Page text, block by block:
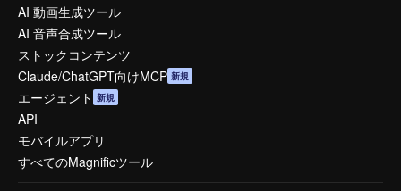
AI 動画生成ツール
AI 音声合成ツール
ストックコンテンツ
Claude/ChatGPT向けMCP 新規
エージェント 新規
API
モバイルアプリ
すべてのMagnificツール